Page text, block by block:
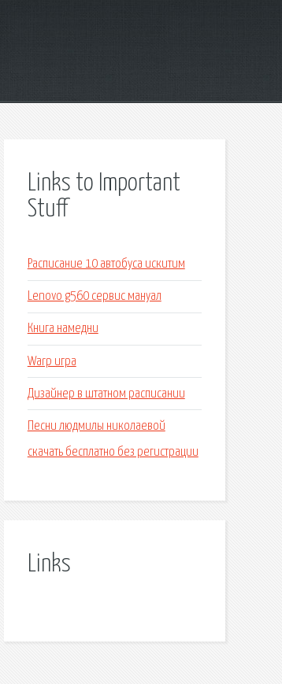
Links to Important
Stuff
Расписание 10 автобуса искитим
Lenovo g560 сервис мануал
Книга намедни
Warp игра
Дизайнер в штатном расписании
Песни людмилы николаевой
скачать бесплатно без регистрации
Links